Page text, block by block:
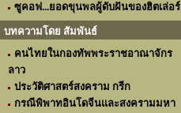
ซูคอฟ...ยอดขุนพลผู้ดับฝันของฮิตเล่อร์
บทความโดย สัมพันธ์
คนไทยในกองทัพพระราชอาณาจักร
ลาว
ประวัติศาสตร์สงคราม กรีก
กรณีพิพาทอินโดจีนและสงครามมหา